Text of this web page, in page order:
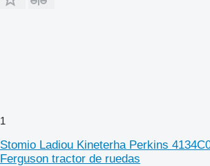
1
Stomio Ladiou Kineterha Perkins
Ferguson tractor de ruedas